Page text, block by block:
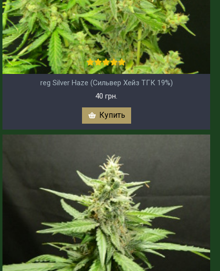
reg Silver Haze (Сильвер Хейз ТГК 19%)
40 грн.
Купить